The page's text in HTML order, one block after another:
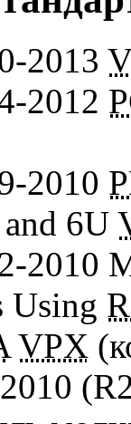
2013
2012
2010
6U
2010
Using
VPX